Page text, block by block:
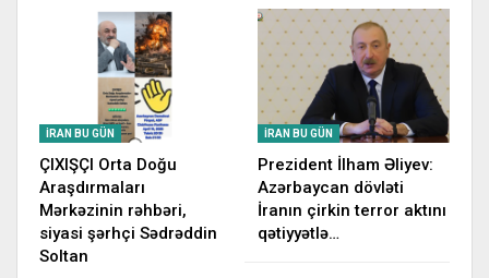
İRAN BU GÜN
ÇIXIŞÇI Orta Doğu
Araşdırmaları
Mərkəzinin rəhbəri,
siyasi şərhçi Sədrəddin
Soltan
İRAN BU GÜN
Prezident İlham Əliyev:
Azərbaycan dövləti
İranın çirkin terror aktını
qətiyyətlə…